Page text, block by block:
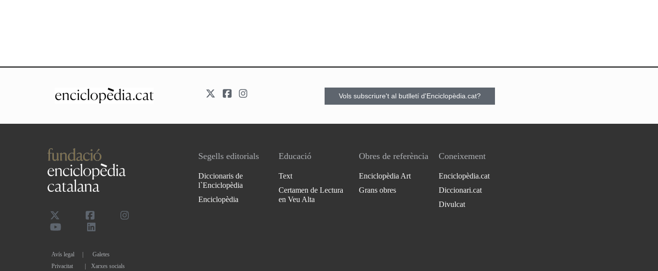
Vols subscriure't al butlletí d'Enciclopèdia.cat?
Avís legal
Galetes
Privacitat
| Xarxes socials
Segells editorials
Diccionaris de
l`Enciclopèdia
Enciclopèdia
Educació
Text
Certamen de Lectura
en Veu Alta
Obres de referència
Enciclopèdia Art
Grans obres
Coneixement
Enciclopèdia.cat
Diccionari.cat
Divulcat